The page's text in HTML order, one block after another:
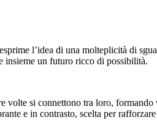
l’idea di una molteplicità di
insieme un futuro ricco di possibilità.
si connettono tra loro, formando
e in contrasto, scelta per